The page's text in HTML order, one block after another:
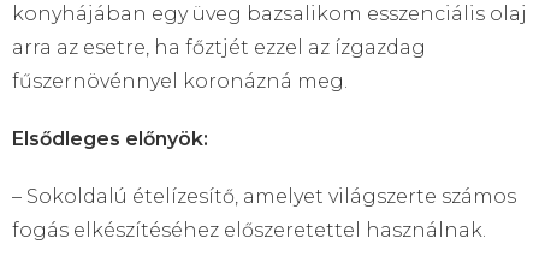
konyhájában egy üveg bazsalikom esszenciális olaj
arra az esetre, ha főztjét ezzel az ízgazdag
fűszernövénnyel koronázná meg.
Elsődleges előnyök:
– Sokoldalú ételízesítő, amelyet világszerte számos
fogás elkészítéséhez előszeretettel használnak.